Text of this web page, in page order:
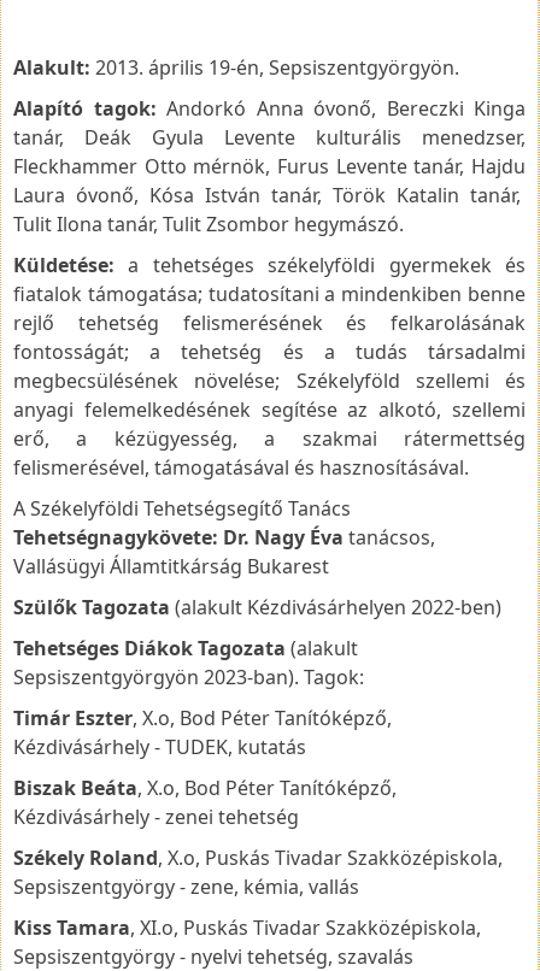
Alakult: 2013. április 19-én, Sepsiszentgyörgyön.
Alapító tagok: Andorkó Anna óvonő, Bereczki Kinga
tanár, Deák Gyula Levente kulturális menedzser,
Fleckhammer Otto mérnök, Furus Levente tanár, Hajdu
Laura óvonő, Kósa István tanár, Török Katalin tanár,
Tulit Ilona tanár, Tulit Zsombor hegymászó.
Küldetése: a tehetséges székelyföldi gyermekek és
fiatalok támogatása; tudatosítani a mindenkiben benne
rejlő tehetség felismerésének és felkarolásának
fontosságát; a tehetség és a tudás társadalmi
megbecsülésének növelése; Székelyföld szellemi és
anyagi felemelkedésének segítése az alkotó, szellemi
erő, a kézügyesség, a szakmai rátermettség
felismerésével, támogatásával és hasznosításával.
A Székelyföldi Tehetségsegítő Tanács
Tehetségnagykövete: Dr. Nagy Éva tanácsos,
Vallásügyi Államtitkárság Bukarest
Szülők Tagozata (alakult Kézdivásárhelyen 2022-ben)
Tehetséges Diákok Tagozata (alakult
Sepsiszentgyörgyön 2023-ban). Tagok:
Timár Eszter, X.o, Bod Péter Tanítóképző,
Kézdivásárhely - TUDEK, kutatás
Biszak Beáta, X.o, Bod Péter Tanítóképző,
Kézdivásárhely - zenei tehetség
Székely Roland, X.o, Puskás Tivadar Szakközépiskola,
Sepsiszentgyörgy - zene, kémia, vallás
Kiss Tamara, XI.o, Puskás Tivadar Szakközépiskola,
Sepsiszentgyörgy - nyelvi tehetség, szavalás